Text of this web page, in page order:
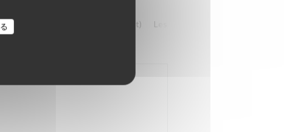
Les végétariens (en plat) Les fromages